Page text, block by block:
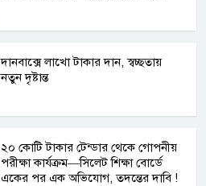
দানবাক্সে লাখো টাকার দান, স্বচ্ছতায়
নতুন দৃষ্টান্ত
২০ কোটি টাকার টেন্ডার থেকে গোপনীয়
পরীক্ষা কার্যক্রম—সিলেট শিক্ষা বোর্ডে
একের পর এক অভিযোগ, তদন্তের দাবি !